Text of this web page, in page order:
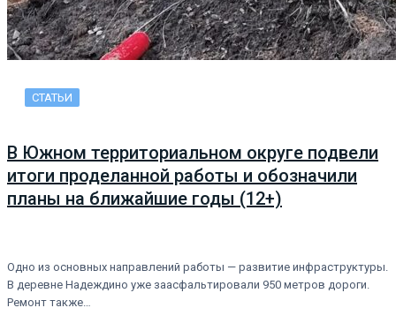
СТАТЬИ
В Южном территориальном округе подвели
итоги проделанной работы и обозначили
планы на ближайшие годы (12+)
Одно из основных направлений работы — развитие инфраструктуры.
В деревне Надеждино уже заасфальтировали 950 метров дороги.
Ремонт также…